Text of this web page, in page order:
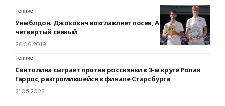
Теннис
Уимблдон. Джокович возглавляет посев, Андерсон —
четвертый сеяный
26.06.2019
Теннис
Свитолина сыграет против россиянки в 3-м круге Ролан
Гаррос, разгромившейся в финале Старсбурга
31.05.2023